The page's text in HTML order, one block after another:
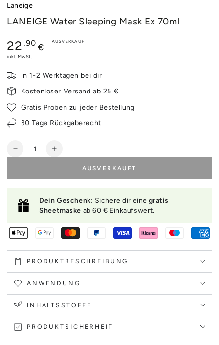
Laneige
LANEIGE Water Sleeping Mask Ex 70ml
Regulärer
Preis
22 ,90 €
AUSVERKAUFT
inkl. MwSt.
In 1-2 Werktagen bei dir
Kostenloser Versand ab 25 €
Gratis Proben zu jeder Bestellung
30 Tage Rückgaberecht
Anzahl
Verringere
Water
Sleeping
Ex
70ml
Erhöhe
Water
Sleeping
Ex
70ml
AUSVERKAUFT
Dein Geschenk: Sichere dir einegratis
Sheetmaske ab 60 € Einkaufswert.
PRODUKTBESCHREIBUNG
ANWENDUNG
INHALTSSTOFFE
PRODUKTSICHERHEIT